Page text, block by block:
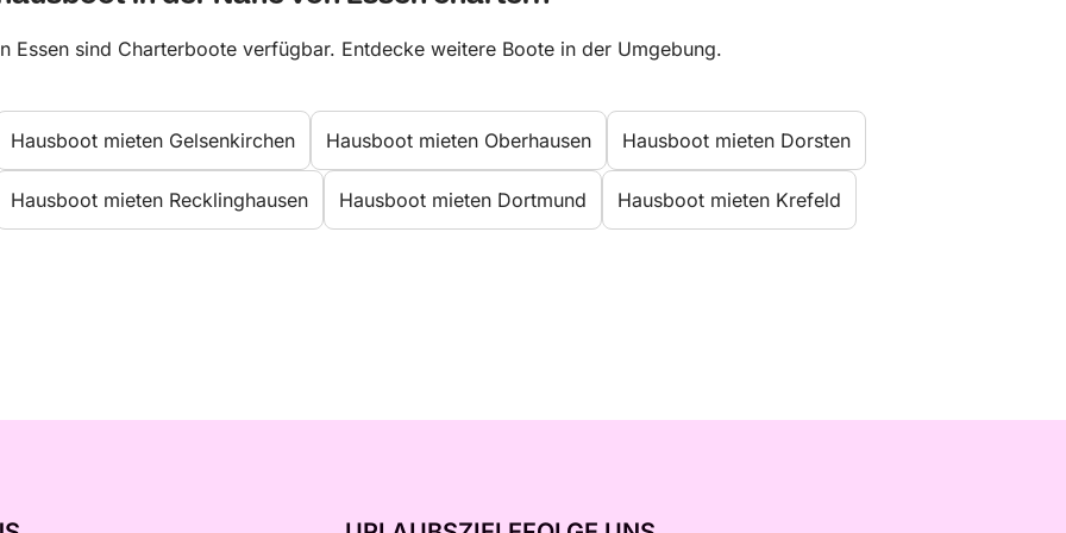
Essen sind Charterboote verfügbar. Entdecke weitere Boote in der Umgebung.
Hausboot mieten Gelsenkirchen Hausboot mieten Oberhausen Hausboot mieten Dorsten
Hausboot mieten Recklinghausen Hausboot mieten Dortmund Hausboot mieten Krefeld